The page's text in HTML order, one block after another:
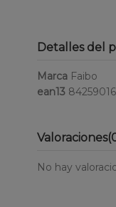
Detalles del
Marca Faibo
ean13
Valoraciones
No hay